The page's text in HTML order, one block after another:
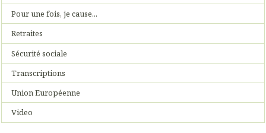
Pour une fois, je cause...
Retraites
Sécurité sociale
Transcriptions
Union Européenne
Video